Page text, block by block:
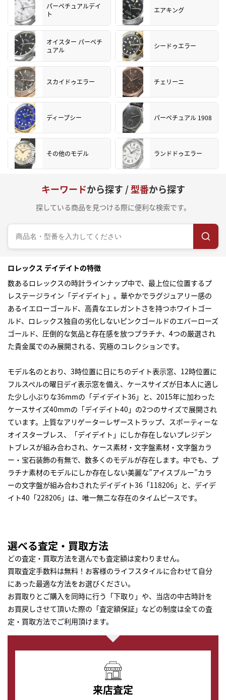
パーペチュアルデイ
ト
エアキング
オイスター パーペチ
ュアル
シードゥエラー
スカイドゥエラー チェリーニ
ディープシー パーペチュアル 1908
その他のモデル ランドドゥエラー
キーワードから探す /型番から探す
探している商品を見つける際に便利な検索です。
ロレックス デイデイトの特徴
数ある ロレックスの時計ラインナップ中で、最上位に位置するプ
レステージライン「デイデイト」。華やかでラグジュアリー感の
あるイエローゴールド、高貴なエレガントさを持つホワイトゴー
ルド、ロレックス独自の劣化しないピンクゴールドのエバーローズ
ゴールド、圧倒的な気品と存在感を放つプラチナ、4つの厳選され
た貴金属でのみ展開される、究極のコレクションです。
モデル名のとおり、3時位置に日にちのデイト表示窓、12時位置に
フルスペルの曜日デイ表示窓を備え、ケースサイズが日本人に適し
た少し小ぶりな36mmの「デイデイト36」と、2015年に加わった
ケースサイズ40mmの「デイデイト40」の2つのサイズで展開され
ています。上質なアリゲーターレザーストラップ、スポーティーな
オイスターブレス、「デイデイト」にしか存在しないプレジデン
トブレスが組み合わされ、ケース素材・文字盤素材・文字盤カラ
ー・宝石装飾の有無で、数多くのモデルが存在します。中でも、プ
ラチナ素材のモデルにしか存在しない美麗な”アイスブルー”カラ
ーの文字盤が組み合わされたデイデイト36「118206」と、デイデ
イト40「228206」は、唯一無二な存在のタイムピースです。
選べる査定・買取方法
どの査定・買取方法を選んでも査定額は変わりません。
買取査定手数料は無料！お客様のライフスタイルに合わせて自分
にあった最適な方法をお選びください。
お買取りとご購入を同時に行う「下取り」や、当店の中古時計を
お買戻しさせて頂いた際の「査定額保証」などの制度は全ての査
定・買取方法でご利用頂けます。
来店査定